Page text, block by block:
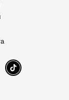
TikTok